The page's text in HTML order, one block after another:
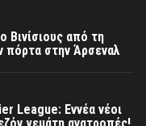
Βινίσιους από τη
πόρτα στην Άρσεναλ
League: Εννέα νέοι